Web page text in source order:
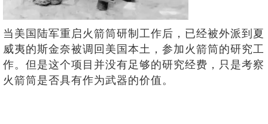
当美国陆军重启火箭筒研制工作后，已经被外派到夏
威夷的斯金奈被调回美国本土，参加火箭筒的研究工
作。但是这个项目并没有足够的研究经费，只是考察
火箭筒是否具有作为武器的价值。